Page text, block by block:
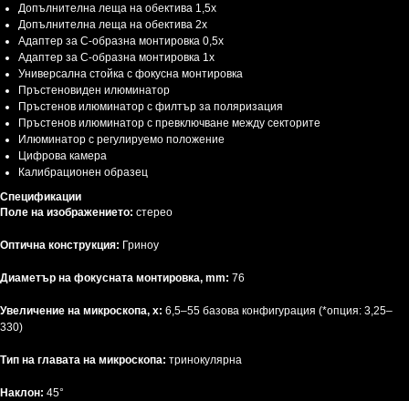
Допълнителнa леща на обектива 1,5x
Допълнителнa леща на обектива 2x
Адаптер за C-образна монтировка 0,5x
Адаптер за C-образна монтировка 1x
Универсална стойка с фокусна монтировка
Пръстеновиден илюминатор
Пръстенов илюминатор с филтър за поляризация
Пръстенов илюминатор с превключване между секторите
Илюминатор с регулируемо положение
Цифрова камера
Калибрационен образец
Спецификации
Поле на изображението: стерео
Оптична конструкция: Гриноу
Диаметър на фокусната монтировка, mm: 76
Увеличение на микроскопа, х: 6,5–55 базова конфигурация (*опция: 3,25–
330)
Тип на главата на микроскопа: тринокулярна
Наклон: 45°